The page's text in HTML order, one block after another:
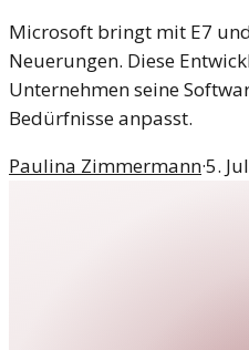
Microsoft bringt mit E7
Neuerungen. Diese
Unternehmen seine
Bedürfnisse anpasst.
Paulina Zimmermann·5.